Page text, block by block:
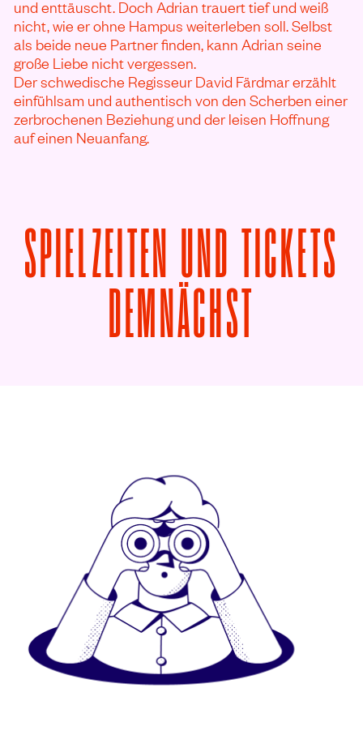
und enttäuscht. Doch Adrian trauert tief und weiß
nicht, wie er ohne Hampus weiterleben soll. Selbst
als beide neue Partner finden, kann Adrian seine
große Liebe nicht vergessen.
Der schwedische Regisseur David Färdmar erzählt
einfühlsam und authentisch von den Scherben einer
zerbrochenen Beziehung und der leisen Hoffnung
auf einen Neuanfang.
SPIELZEITEN UND TICKETS
DEMNÄCHST